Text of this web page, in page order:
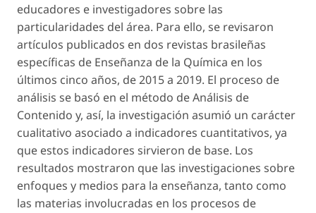
educadores e investigadores sobre las
particularidades del área. Para ello, se revisaron
artículos publicados en dos revistas brasileñas
específicas de Enseñanza de la Química en los
últimos cinco años, de 2015 a 2019. El proceso de
análisis se basó en el método de Análisis de
Contenido y, así, la investigación asumió un carácter
cualitativo asociado a indicadores cuantitativos, ya
que estos indicadores sirvieron de base. Los
resultados mostraron que las investigaciones sobre
enfoques y medios para la enseñanza, tanto como
las materias involucradas en los procesos de